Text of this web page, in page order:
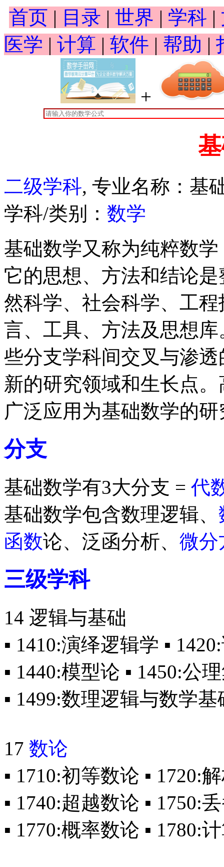
首页 | 目录 | 世界 | 学科 |
医学 | 计算 | 软件 | 帮助 |
+
二级学科, 专业名称：
学科/类别： 数学
基础数学又称为纯粹数
它的思想、方法和结论
然科学、社会科学、工
言、工具、方法及思想
些分支学科间交叉与渗
新的研究领域和生长点
广泛应用为基础数学的
分支
基础数学有3大分支 = 代
基础数学包含数理逻辑、
函数论、泛函分析、 微分
三级学科
14 逻辑与基础
▪ 1410:演绎逻辑学 ▪
▪ 1440:模型论 ▪ 1450:公
▪ 1499:数理逻辑与数学
17 数论
▪ 1710:初等数论 ▪ 1720:
▪ 1740:超越数论 ▪ 1750:
▪ 1770:概率数论 ▪ 1780: